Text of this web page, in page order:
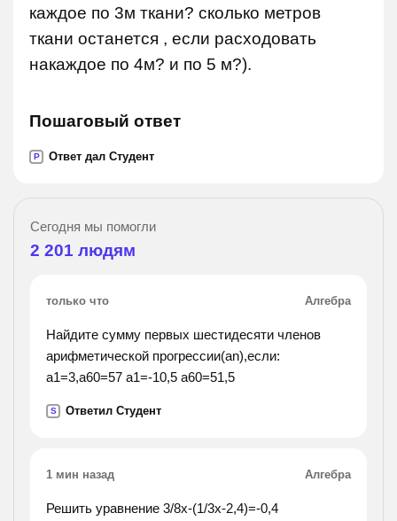
каждое по 3м ткани? сколько метров
ткани останется , если расходовать
накаждое по 4м? и по 5 м?).
Пошаговый ответ
P Ответ дал Студент
Сегодня мы помогли
2 201 людям
только что Алгебра
Найдите сумму первых шестидесяти членов
арифметической прогрессии(an),если:
a1=3,a60=57 а1=-10,5 a60=51,5
S Ответил Студент
1 мин назад Алгебра
Решить уравнение 3/8x-(1/3x-2,4)=-0,4